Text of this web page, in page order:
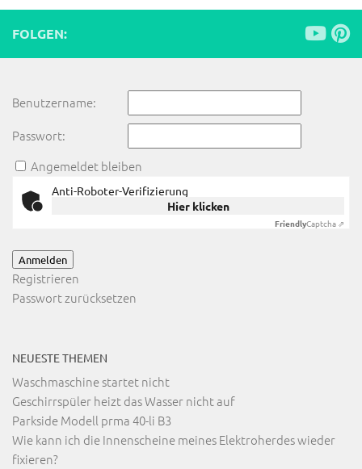
FOLGEN:
Benutzername:
Passwort:
Angemeldet bleiben
Anti-Roboter-Verifizierung
Hier klicken
FriendlyCaptcha ⇗
Anmelden
Registrieren
Passwort zurücksetzen
NEUESTE THEMEN
Waschmaschine startet nicht
Geschirrspüler heizt das Wasser nicht auf
Parkside Modell prma 40-li B3
Wie kann ich die Innenscheine meines Elektroherdes wieder
fixieren?